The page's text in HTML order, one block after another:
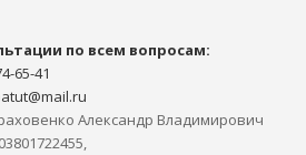
по всем вопросам:
65-41
Александр Владимирович